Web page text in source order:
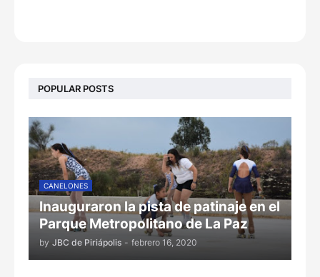
POPULAR POSTS
CANELONES
Inauguraron la pista de patinaje en el
Parque Metropolitano de La Paz
by JBC de Piriápolis - febrero 16, 2020